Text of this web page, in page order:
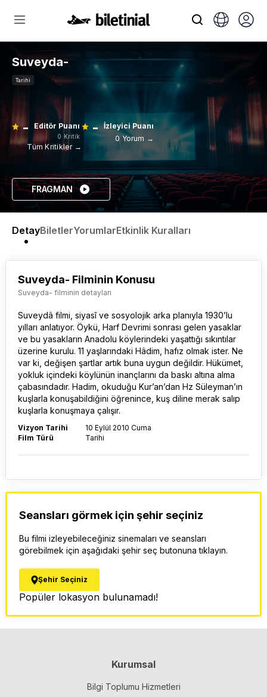
Suveyda-
Tarihi
- Editör Puanı
0 Kritik
Tüm Kritikler →
- İzleyici Puanı
0 Yorum →
FRAGMAN
DetayBiletlerYorumlarEtkinlik Kuralları
Suveyda- Filminin Konusu
Suveyda- filminin detayları
Suveydâ filmi, siyasî ve sosyolojik arka planıyla 1930’lu
yılları anlatıyor. Öykü, Harf Devrimi sonrası gelen yasaklar
ve bu yasakların Anadolu köylerindeki yaşattığı sıkıntılar
üzerine kurulu. 11 yaşlarındaki Hâdim, hafız olmak ister. Ne
var ki, değişen şartlar artık buna uygun değildir. Hükümet,
yokluk içindeki köylünün inançlarını da baskı altına alma
çabasındadır. Hadim, okuduğu Kur’an’dan Hz Süleyman’ın
kuşlarla konuşabildiğini öğrenince, kuş diline merak salıp
kuşlarla konuşmaya çalışır.
Vizyon Tarihi
10 Eylül 2010 Cuma
Film Türü
Tarihi
Seansları görmek için şehir seçiniz
Bu filmi izleyebileceğiniz sinemaları ve seansları
görebilmek için aşağıdaki şehir seç butonuna tıklayın.
Şehir Seçiniz
Popüler lokasyon bulunamadı!
Kurumsal
Bilgi Toplumu Hizmetleri